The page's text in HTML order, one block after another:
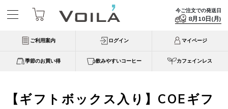
今ご注文での発送日
8月10日(月)
ご利用案内 ログイン マイページ
季節のお買い得 飲みやすいコーヒー カフェインレス
【ギフトボックス入り】COEギフ